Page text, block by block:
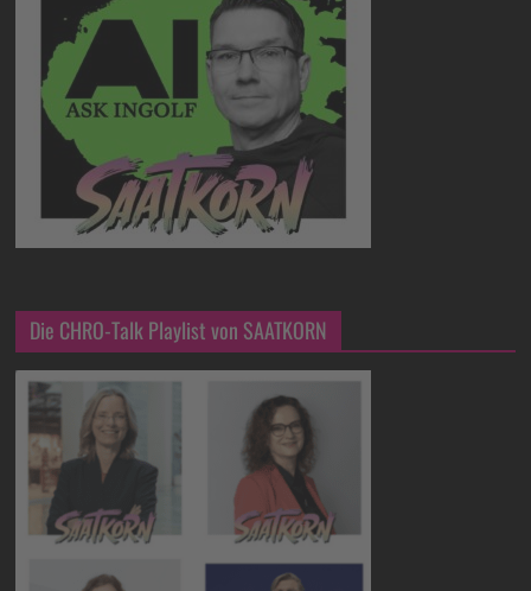
Die CHRO-Talk Playlist von SAATKORN